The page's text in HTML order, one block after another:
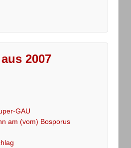
2007
GAU
am (vom) Bosporus